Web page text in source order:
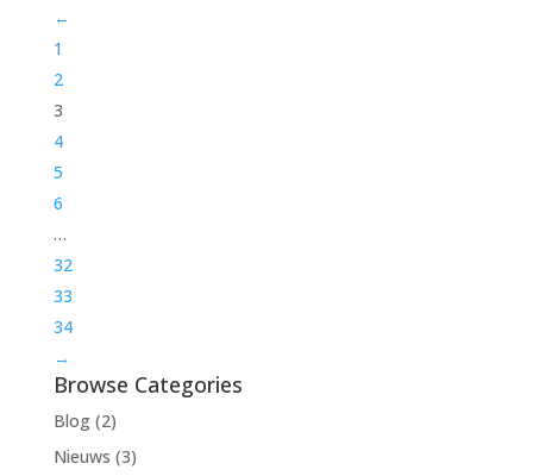
←
1
2
3
4
5
6
…
32
33
34
→
Browse Categories
Blog(2)
Nieuws (3)